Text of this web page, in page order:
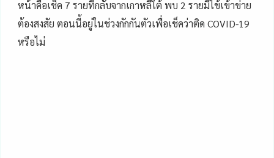
หน้าคือเช็ค 7 รายที่กลับจากเกาหลีใต้ พบ 2 รายมีไข้เข้าข่าย
ต้องสงสัย ตอนนี้อยู่ในช่วงกักกันตัวเพื่อเช็คว่าติด COVID-19
หรือไม่